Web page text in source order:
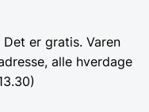
er gratis. Varen
alle hverdage